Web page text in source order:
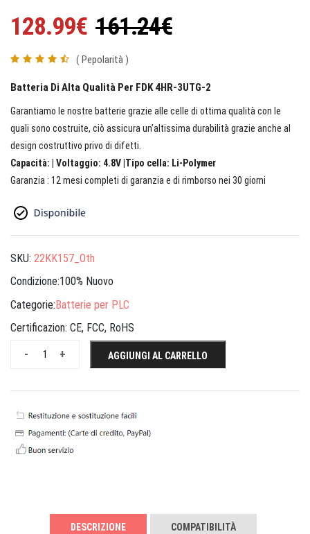
128.99€ 161.24€
( Pepolarità )
Batteria Di Alta Qualità Per FDK 4HR-3UTG-2
Garantiamo le nostre batterie grazie alle celle di ottima qualità con le
quali sono costruite, ciò assicura un’altissima durabilità grazie anche al
design costruttivo privo di difetti.
Capacità: | Voltaggio: 4.8V |Tipo cella: Li-Polymer
Garanzia : 12 mesi completi di garanzia e di rimborso nei 30 giorni
SKU: 22KK157_Oth
Condizione:100% Nuovo
Categorie:Batterie per PLC
Certificazion: CE, FCC, RoHS
+
- AGGIUNGI AL CARRELLO
DESCRIZIONE COMPATIBILITÀ